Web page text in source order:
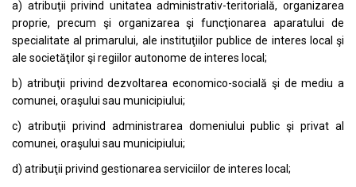
a) atribuţii privind unitatea administrativ-teritorială, organizarea
proprie, precum şi organizarea şi funcţionarea aparatului de
specialitate al primarului, ale instituţiilor publice de interes local şi
ale societăţilor şi regiilor autonome de interes local;
b) atribuţii privind dezvoltarea economico-socială şi de mediu a
comunei, oraşului sau municipiului;
c) atribuţii privind administrarea domeniului public şi privat al
comunei, oraşului sau municipiului;
d) atribuţii privind gestionarea serviciilor de interes local;